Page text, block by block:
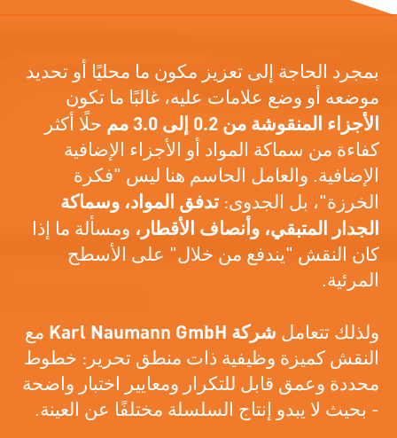
بمجرد الحاجة إلى تعزيز مكون ما محليًا أو تحديد
موضعه أو وضع علامات عليه، غالبًا ما تكون
الأجزاء المنقوشة من 0.2 إلى 3.0 مم
حلًا أكثر
كفاءة من سماكة المواد أو الأجزاء الإضافية
الإضافية. والعامل الحاسم هنا ليس "فكرة
الخرزة"، بل الجدوى: تدفق المواد، وسماكة
الجدار المتبقي، وأنصاف الأقطار، ومسألة ما إذا
كان النقش "يندفع من خلال" على الأسطح
المرئية.
ولذلك تتعامل شركة Karl Naumann GmbH
مع
النقش كميزة وظيفية ذات منطق تحرير: خطوط
محددة وعمق قابل للتكرار ومعايير اختبار واضحة
- بحيث لا يبدو إنتاج السلسلة مختلفًا عن العينة.